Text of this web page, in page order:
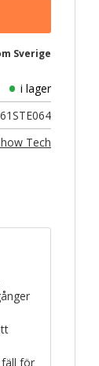
Sverige
i lager
61STE064
Tech
för